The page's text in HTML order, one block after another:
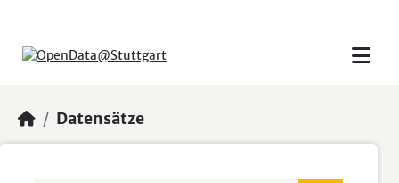
Datensätze